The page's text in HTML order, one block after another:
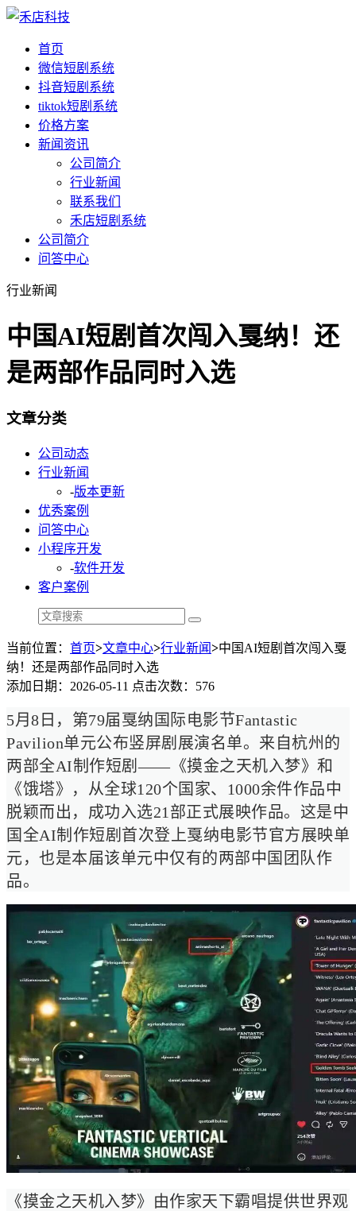
首页
微信短剧系统
抖音短剧系统
tiktok短剧系统
价格方案
新闻资讯
公司简介
行业新闻
联系我们
禾店短剧系统
公司简介
问答中心
行业新闻
中国AI短剧首次闯入戛纳！还
是两部作品同时入选
文章分类
公司动态
行业新闻
-版本更新
优秀案例
问答中心
小程序开发
-软件开发
客户案例
当前位置： 首页>文章中心>行业新闻>中国AI短剧首次闯入戛
纳！还是两部作品同时入选
添加日期：2026-05-11 点击次数：576
5月8日，第79届戛纳国际电影节Fantastic
Pavilion单元公布竖屏剧展演名单。来自杭州的
两部全AI制作短剧——《摸金之天机入梦》和
《饿塔》，从全球120个国家、1000余件作品中
脱颖而出，成功入选21部正式展映作品。这是中
国全AI制作短剧首次登上戛纳电影节官方展映单
元，也是本届该单元中仅有的两部中国团队作
品。
《摸金之天机入梦》由作家天下霸唱提供世界观